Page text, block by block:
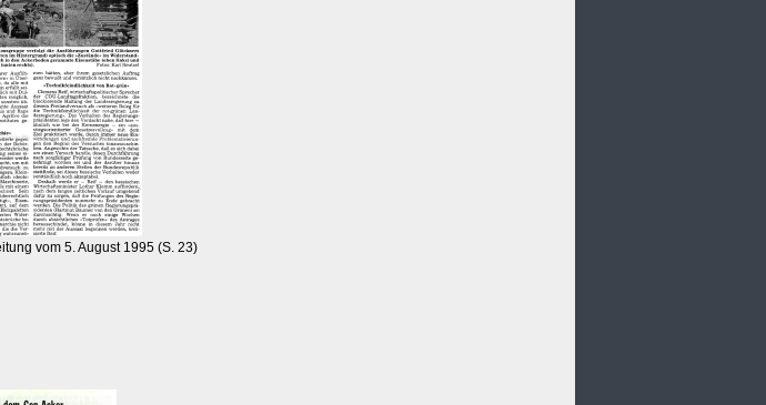
vom 5. August 1995 (S. 23)